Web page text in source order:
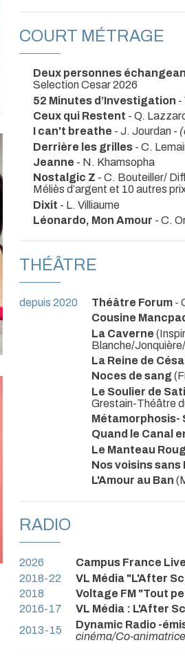
COURT MÉTRAGE
Deux personnes
Selection Cesar 2026
52 Minutes d’Investigation -
Ceux qui Restent - Q.
I can't breathe - J. Jourdan -
Derrière les grilles - C.
Jeanne - N. Khamsopha
Nostalgic Z - C. Bouteiller/
Méliès d’argent et 10 autres
Dixit - L. Villiaume
Léonardo, Mon Amour - C.
THÉÂTRE
depuis 2020 Théâtre Forum -
Cousine
La Caverne
Blanche/
La Reine de
Noces de sang
Le Soulier de
Grestain-Théâtre
Métamorphosis-
Quand le Canal
Le Manteau
Nos voisins sans
L'Amour au Ban
RADIO
2026 Campus France
2018-22
VL Média "L'After
2018
Voltage FM "Tout
2016-17
VL Média : L'After
2013-15
Dynamic Radio -
cinéma/Co-animatrice